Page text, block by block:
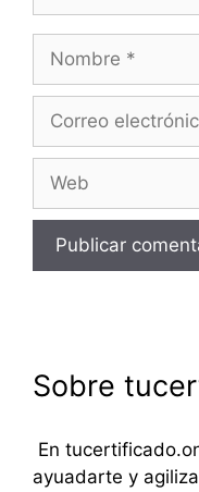
Nombre
Correo
Web
Sobre
En
ayuadarte y